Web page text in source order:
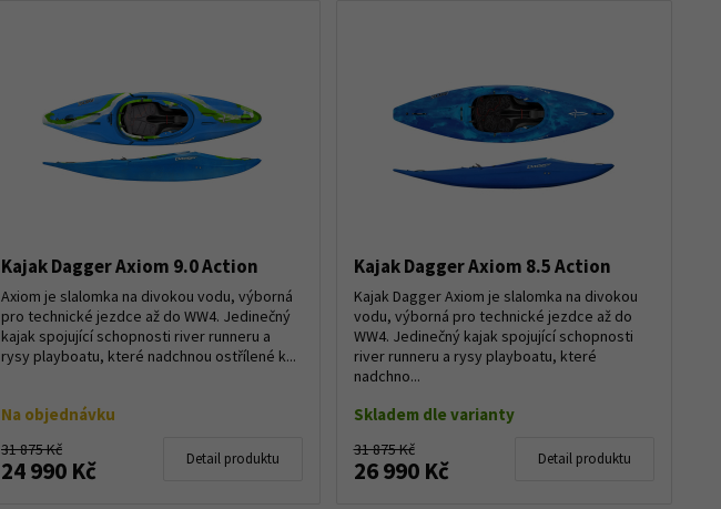
Kajak Dagger Axiom 9.0 Action
Axiom je slalomka na divokou vodu, výborná
pro technické jezdce až do WW4. Jedinečný
kajak spojující schopnosti river runneru a
rysy playboatu, které nadchnou ostřílené k...
Na objednávku
31 875 Kč
24 990 Kč Detail produktu
Kajak Dagger Axiom 8.5 Action
Kajak Dagger Axiom je slalomka na divokou
vodu, výborná pro technické jezdce až do
WW4. Jedinečný kajak spojující schopnosti
river runneru a rysy playboatu, které
nadchno...
Skladem dle varianty
31 875 Kč
26 990 Kč Detail produktu